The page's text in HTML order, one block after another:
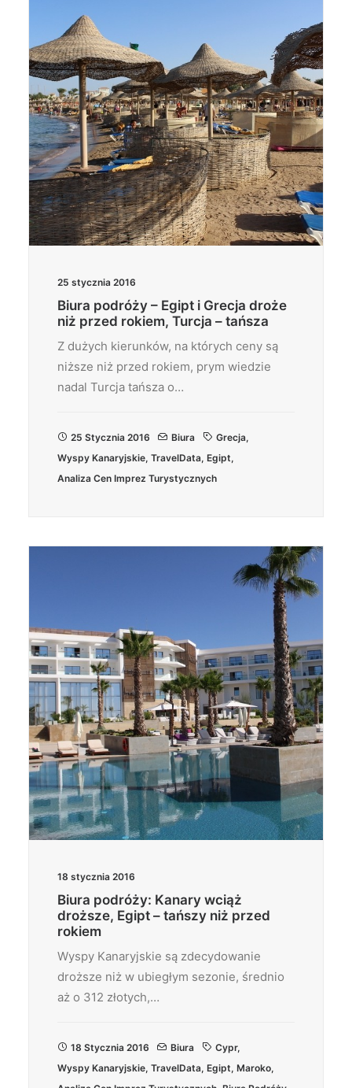
25 stycznia 2016
Biura podróży – Egipt i Grecja droże
niż przed rokiem, Turcja – tańsza
Z dużych kierunków, na których ceny są
niższe niż przed rokiem, prym wiedzie
nadal Turcja tańsza o…
25 Stycznia 2016 Biura Grecja,
Wyspy Kanaryjskie, TravelData, Egipt,
Analiza Cen Imprez Turystycznych
18 stycznia 2016
Biura podróży: Kanary wciąż
droższe, Egipt – tańszy niż przed
rokiem
Wyspy Kanaryjskie są zdecydowanie
droższe niż w ubiegłym sezonie, średnio
aż o 312 złotych,…
18 Stycznia 2016 Biura Cypr,
Wyspy Kanaryjskie, TravelData, Egipt, Maroko,